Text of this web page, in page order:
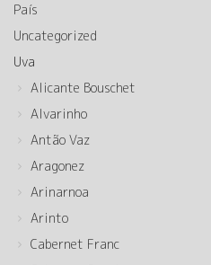
País
Uncategorized
Uva
Alicante Bouschet
Alvarinho
Antão Vaz
Aragonez
Arinarnoa
Arinto
Cabernet Franc